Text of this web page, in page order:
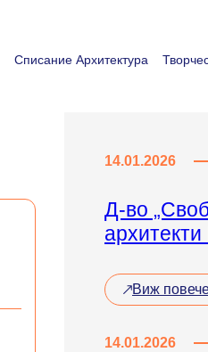
Списание Архитектура
14.01.2026
Д-во
Виж
14.01.2026